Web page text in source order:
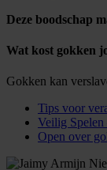
Deze boodschap
Wat kost gokken
Gokken kan
Tips voor
Veilig Spelen
Open over